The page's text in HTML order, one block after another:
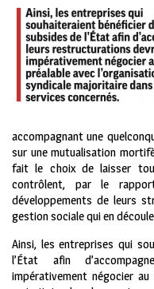
accompagnant une
sur une mutualisation
fait le choix de laisser
contrôlent, par le
développements de leurs
gestion sociale qui en
Ainsi, les entreprises qui
l’État afin
impérativement négocier au